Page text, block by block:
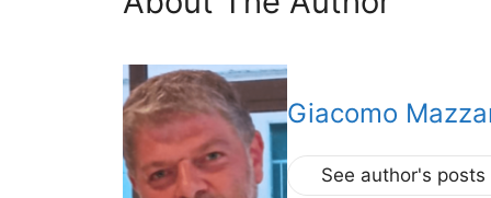
Giacomo
See author's posts